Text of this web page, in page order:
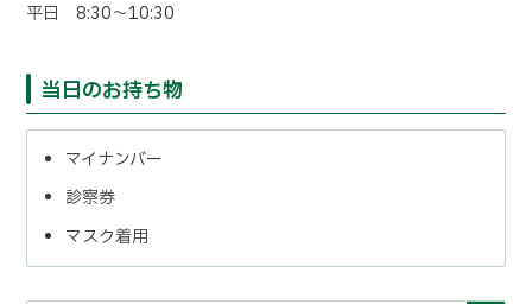
平日 8:30～10:30
当日のお持ち物
マイナンバー
診察券
マスク着用